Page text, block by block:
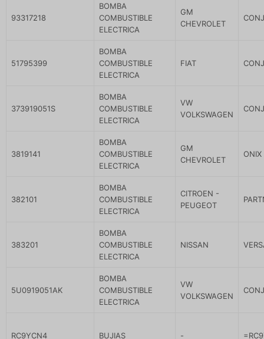
93317218
BOMBA
COMBUSTIBLE
ELECTRICA
GM
CHEVROLET
51795399
BOMBA
COMBUSTIBLE
ELECTRICA
FIAT
373919051S
BOMBA
COMBUSTIBLE
ELECTRICA
VW
VOLKSWAGEN
3819141
BOMBA
COMBUSTIBLE
ELECTRICA
GM
CHEVROLET
382101
BOMBA
COMBUSTIBLE
ELECTRICA
CITROEN -
PEUGEOT
383201
BOMBA
COMBUSTIBLE
ELECTRICA
NISSAN
5U0919051AK
BOMBA
COMBUSTIBLE
ELECTRICA
VW
VOLKSWAGEN
RC9YCN4 BUJIAS -